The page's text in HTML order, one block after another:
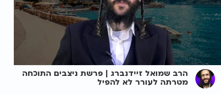
הרב שמואל זיידנברג | פרשת ניצבים התוכחה
מטרתה לעורר לא להפיל